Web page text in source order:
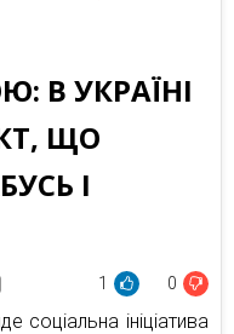
В УКРАЇНІ
ЩО
І
1 0
соціальна ініціатива